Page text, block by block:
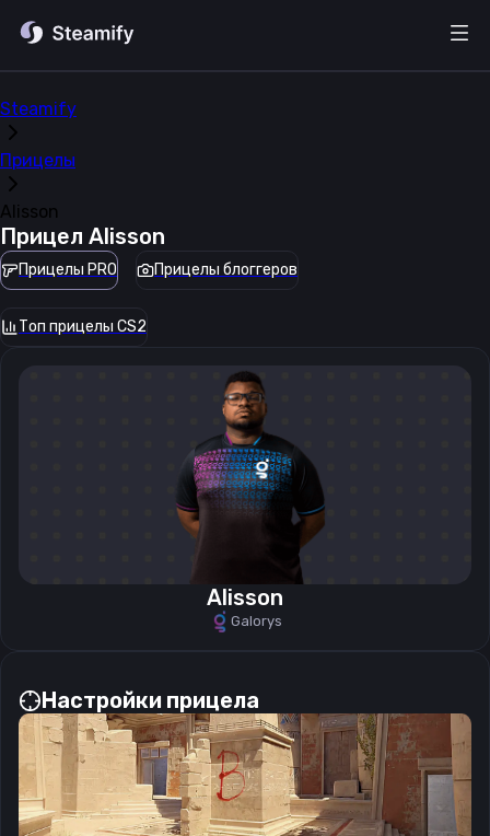
Steamify
Прицелы
Alisson
Прицел Alisson
Прицелы PRO Прицелы блоггеров
Топ прицелы CS2
Alisson
Galorys
Настройки прицела